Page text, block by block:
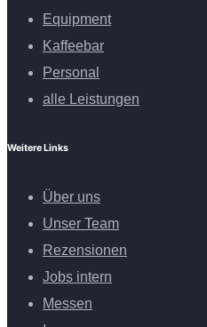
Equipment
Kaffeebar
Personal
alle Leistungen
Weitere Links
Über uns
Unser Team
Rezensionen
Jobs intern
Messen